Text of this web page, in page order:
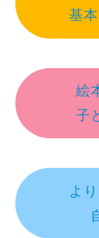
基
絵
子
よ